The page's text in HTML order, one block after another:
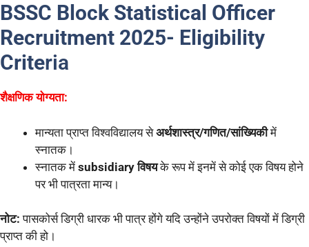
BSSC Block Statistical Officer
Recruitment 2025- Eligibility
Criteria
शैक्षणिक योग्यता:
मान्यता प्राप्त विश्वविद्यालय सेअर्थशास्त्र/गणित/सांख्यिकीमें
स्नातक।
स्नातक में subsidiary विषयके रूप में इनमें से कोई एक विषय होने
पर भी पात्रता मान्य।
नोट: पासकोर्स डिग्री धारक भी पात्र होंगे यदि उन्होंने उपरोक्त विषयों में डिग्री
प्राप्त की हो।